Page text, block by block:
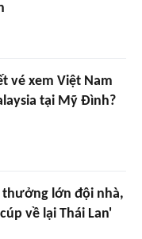
vé xem Việt Nam
tại Mỹ Đình?
thưởng lớn đội nhà,
về lại Thái Lan'